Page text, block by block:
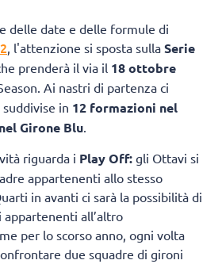
delle date e delle formule di
, l'attenzione si sposta sulla Serie
prenderà il via il 18 ottobre
Ai nastri di partenza ci
, suddivise in 12 formazioni nel
Girone Blu
riguarda i Play Off: gli Ottavi si
appartenenti allo stesso
in avanti ci sarà la possibilità di
all’altro
per lo scorso anno, ogni volta
due squadre di gironi